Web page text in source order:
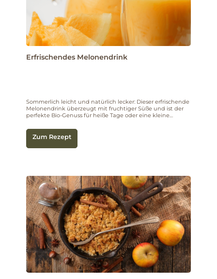
Erfrischendes Melonendrink
Sommerlich leicht und natürlich lecker: Dieser erfrischende
Melonendrink überzeugt mit fruchtiger Süße und ist der
perfekte Bio-Genuss für heiße Tage oder eine kleine
Zum Rezept